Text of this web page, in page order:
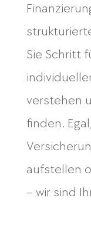
Sie Schritt
verstehen
finden.
aufstellen
– wir sind